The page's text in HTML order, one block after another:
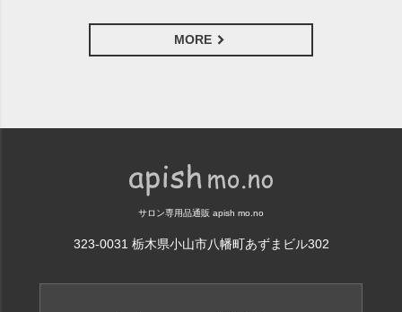
MORE
サロン専用品通販 apish mo.no
323-0031 栃木県小山市八幡町あずまビル302